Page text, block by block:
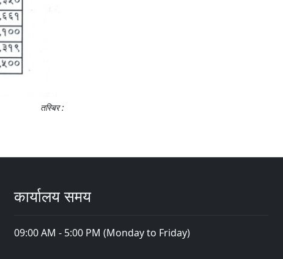
तस्बिर :
कार्यालय समय
09:00 AM - 5:00 PM (Monday to Friday)